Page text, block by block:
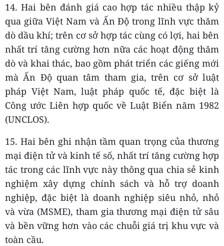
14. Hai bên đánh giá cao hợp tác nhiều thập kỷ
qua giữa Việt Nam và Ấn Độ trong lĩnh vực thăm
dò dầu khí; trên cơ sở hợp tác cùng có lợi, hai bên
nhất trí tăng cường hơn nữa các hoạt động thăm
dò và khai thác, bao gồm phát triển các giếng mới
mà Ấn Độ quan tâm tham gia, trên cơ sở luật
pháp Việt Nam, luật pháp quốc tế, đặc biệt là
Công ước Liên hợp quốc về Luật Biển năm 1982
(UNCLOS).
15. Hai bên ghi nhận tầm quan trọng của thương
mại điện tử và kinh tế số, nhất trí tăng cường hợp
tác trong các lĩnh vực này thông qua chia sẻ kinh
nghiệm xây dựng chính sách và hỗ trợ doanh
nghiệp, đặc biệt là doanh nghiệp siêu nhỏ, nhỏ
và vừa (MSME), tham gia thương mại điện tử sâu
và bền vững hơn vào các chuỗi giá trị khu vực và
toàn cầu.